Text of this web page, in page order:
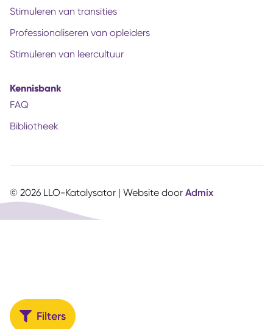
Filters
Stimuleren van transities
Professionaliseren van opleiders
Stimuleren van leercultuur
Kennisbank
FAQ
Bibliotheek
© 2026 LLO-Katalysator | Website door Admix